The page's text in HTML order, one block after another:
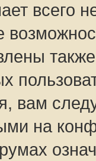
всего
вам
на